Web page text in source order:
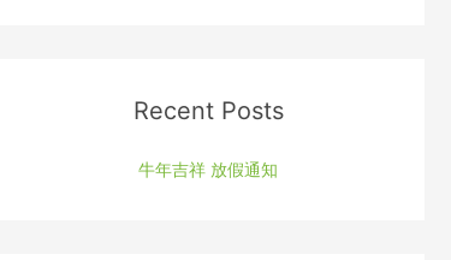
Recent Posts
牛年吉祥 放假通知